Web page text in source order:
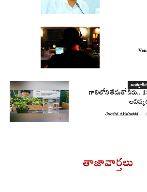
గాలిలోని తేమతో నీరు.. 13
Jyothi Alishetti -
తాజావార్తలు